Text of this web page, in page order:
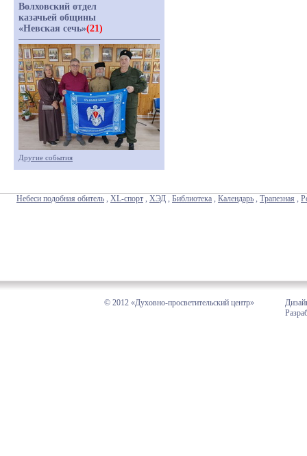
Волховский отдел
казачьей общины
«Невская сечь»(21)
Другие события
Небеси подобная обитель , XL-спорт , ХЭД , Библиотека , Календарь , Трапезная ,
© 2012 «Духовно-просветительский центр»